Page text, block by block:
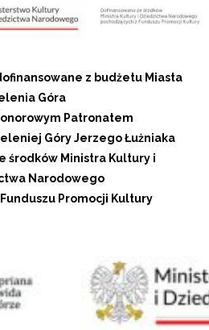
z budżetu Miasta
Góra
Patronatem
Góry Jerzego Łużniaka
środków Ministra Kultury i
Narodowego
Promocji Kultury